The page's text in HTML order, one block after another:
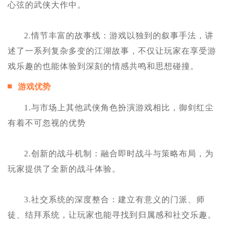
心弦的武侠大作中。
2.情节丰富的故事线：游戏以独到的叙事手法，讲
述了一系列复杂多变的江湖故事，不仅让玩家在享受游
戏乐趣的也能体验到深刻的情感共鸣和思想碰撞。
游戏优势
1.与市场上其他武侠角色扮演游戏相比，御剑红尘
有着不可忽视的优势
2.创新的战斗机制：融合即时战斗与策略布局，为
玩家提供了全新的战斗体验。
3.社交系统的深度整合：建立有意义的门派、师
徒、结拜系统，让玩家也能寻找到归属感和社交乐趣。